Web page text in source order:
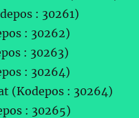
: 30261)
: 30262)
: 30263)
: 30264)
(Kodepos : 30264)
: 30265)